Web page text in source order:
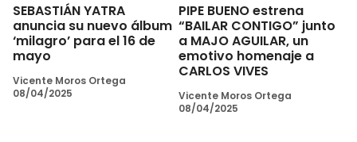
SEBASTIÁN YATRA
anuncia su nuevo álbum
‘milagro’ para el 16 de
mayo
Vicente Moros Ortega
08/04/2025
PIPE BUENO estrena
“BAILAR CONTIGO” junto
a MAJO AGUILAR, un
emotivo homenaje a
CARLOS VIVES
Vicente Moros Ortega
08/04/2025